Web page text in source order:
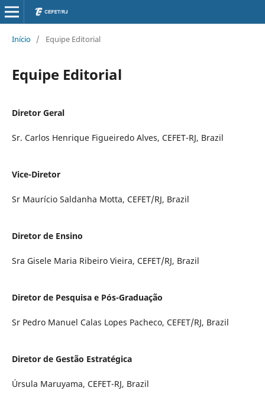
Início / Equipe Editorial
Equipe Editorial
Diretor Geral
Sr. Carlos Henrique Figueiredo Alves, CEFET-RJ, Brazil
Vice-Diretor
Sr Maurício Saldanha Motta, CEFET/RJ, Brazil
Diretor de Ensino
Sra Gisele Maria Ribeiro Vieira, CEFET/RJ, Brazil
Diretor de Pesquisa e Pós-Graduação
Sr Pedro Manuel Calas Lopes Pacheco, CEFET/RJ, Brazil
Diretor de Gestão Estratégica
Úrsula Maruyama, CEFET-RJ, Brazil